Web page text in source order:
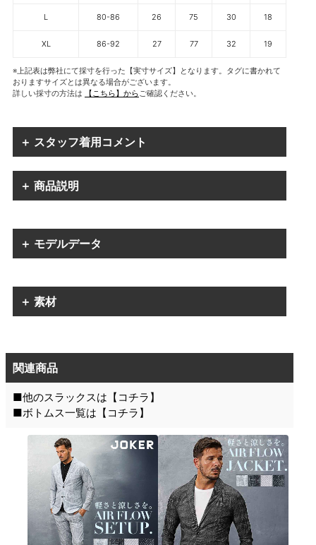
L 80-86 26 75 30 18
XL 86-92 27 77 32 19
※上記表は弊社にて採寸を行った【実寸サイズ】となります。タグに書かれて
おりますサイズとは異なる場合がございます。
詳しい採寸の方法は
【こちら】からご確認ください。
＋ スタッフ着用コメント
＋ 商品説明
＋ モデルデータ
＋ 素材
関連商品
■他のスラックスは【 コチラ 】
■ボトムス一覧は【 コチラ 】